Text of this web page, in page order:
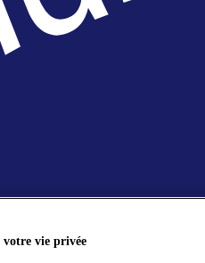
votre vie privée